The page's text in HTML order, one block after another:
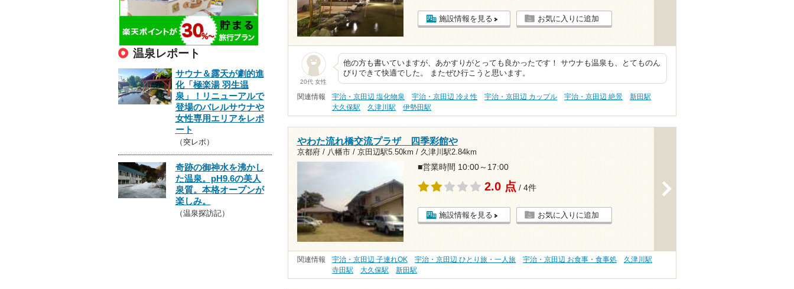
施設情報を見る お気に入りに追加
20代 女性
他の方も書いていますが、あかすりがとっても良かったです！ サウナも温泉も、とてものん
びりできて快適でした。 またぜひ行こうと思います。
関連情報 宇治・京田辺 塩化物泉 宇治・京田辺 冷え性 宇治・京田辺 カップル 宇治・京田辺 絶景
新田駅
大久保駅
久津川駅 伊勢田駅
やわた流れ橋交流プラザ 四季彩館や
京都府 / 八幡市 / 京田辺駅5.50km / 久津川駅2.84km
■営業時間 10:00～17:00
2.0 点 / 4件
施設情報を見る お気に入りに追加
関連情報 宇治・京田辺 子連れOK 宇治・京田辺 ひとり旅・一人旅 宇治・京田辺 お食事・食事処
久津川駅
寺田駅
大久保駅 新田駅
温泉レポート
サウナ＆露天が劇的進
化「極楽湯 羽生温
泉」！リニューアルで
登場のバレルサウナや
女性専用エリアをレポ
ート
（突レポ）
奇跡の御神水を沸かし
た温泉。pH9.6の美人
泉質。本格オープンが
楽しみ。
（温泉探訪記）